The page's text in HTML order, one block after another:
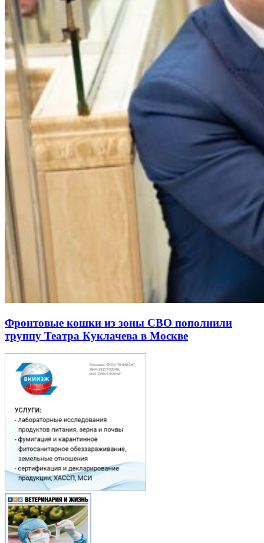
Фронтовые кошки из зоны СВО пополнили
труппу Театра Куклачева в Москве